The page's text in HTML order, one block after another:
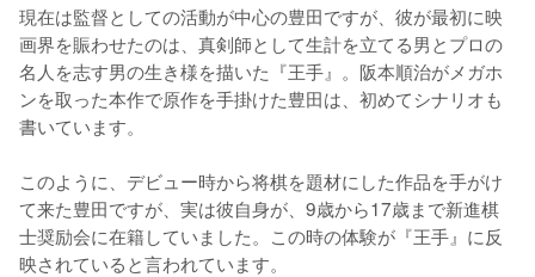
現在は監督としての活動が中心の豊田ですが、彼が最初に映
画界を賑わせたのは、真剣師として生計を立てる男とプロの
名人を志す男の生き様を描いた『王手』。阪本順治がメガホ
ンを取った本作で原作を手掛けた豊田は、初めてシナリオも
書いています。
このように、デビュー時から将棋を題材にした作品を手がけ
て来た豊田ですが、実は彼自身が、9歳から17歳まで新進棋
士奨励会に在籍していました。この時の体験が『王手』に反
映されていると言われています。